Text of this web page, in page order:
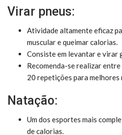
Virar pneus:
Atividade altamente eficaz
muscular e queimar calorias.
Consiste em levantar e virar
Recomenda-se realizar
20 repetições para melhores
Natação:
Um dos esportes mais
de calorias.